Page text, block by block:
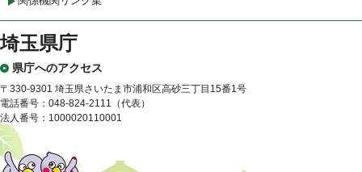
埼玉県庁
県庁へのアクセス
〒330-9301 埼玉県さいたま市浦和区高砂三丁目15番1号
電話番号：048-824-2111（代表）
法人番号：1000020110001